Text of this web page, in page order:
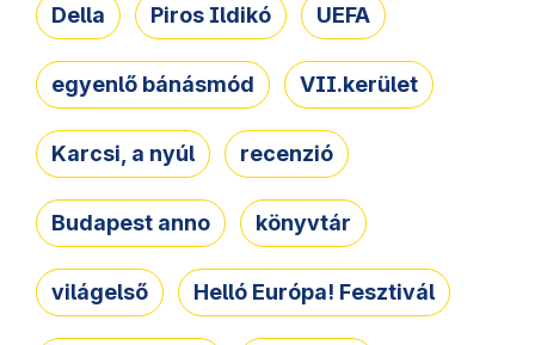
Della Piros Ildikó UEFA
egyenlő bánásmód VII.kerület
Karcsi, a nyúl recenzió
Budapest anno könyvtár
világelső Helló Európa! Fesztivál